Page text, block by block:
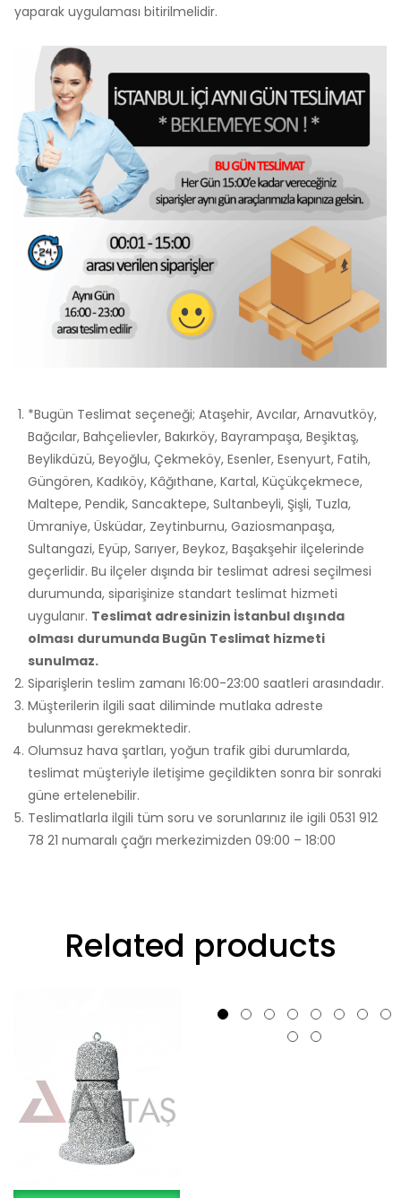
yaparak uygulaması bitirilmelidir.
*Bugün Teslimat seçeneği; Ataşehir, Avcılar, Arnavutköy,
Bağcılar, Bahçelievler, Bakırköy, Bayrampaşa, Beşiktaş,
Beylikdüzü, Beyoğlu, Çekmeköy, Esenler, Esenyurt, Fatih,
Güngören, Kadıköy, Kâğıthane, Kartal, Küçükçekmece,
Maltepe, Pendik, Sancaktepe, Sultanbeyli, Şişli, Tuzla,
Ümraniye, Üsküdar, Zeytinburnu, Gaziosmanpaşa,
Sultangazi, Eyüp, Sarıyer, Beykoz, Başakşehir ilçelerinde
geçerlidir. Bu ilçeler dışında bir teslimat adresi seçilmesi
durumunda, siparişinize standart teslimat hizmeti
uygulanır. Teslimat adresinizin İstanbul dışında
olması durumunda Bugün Teslimat hizmeti
sunulmaz.
Siparişlerin teslim zamanı 16:00-23:00 saatleri arasındadır.
Müşterilerin ilgili saat diliminde mutlaka adreste
bulunması gerekmektedir.
Olumsuz hava şartları, yoğun trafik gibi durumlarda,
teslimat müşteriyle iletişime geçildikten sonra bir sonraki
güne ertelenebilir.
Teslimatlarla ilgili tüm soru ve sorunlarınız ile igili 0531 912
78 21 numaralı çağrı merkezimizden 09:00 – 18:00
Related products